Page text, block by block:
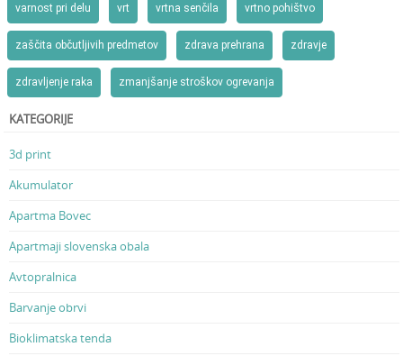
varnost pri delu vrt vrtna senčila vrtno pohištvo
zaščita občutljivih predmetov zdrava prehrana zdravje
zdravljenje raka zmanjšanje stroškov ogrevanja
KATEGORIJE
3d print
Akumulator
Apartma Bovec
Apartmaji slovenska obala
Avtopralnica
Barvanje obrvi
Bioklimatska tenda